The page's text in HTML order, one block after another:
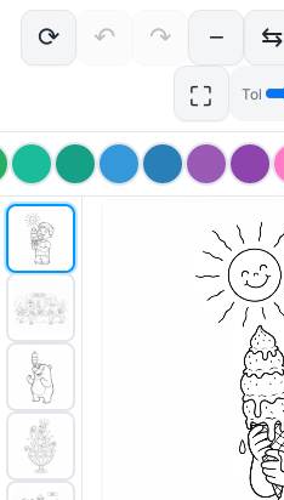
⟳ ↶ ↷ − ⇆
⛶ Tol